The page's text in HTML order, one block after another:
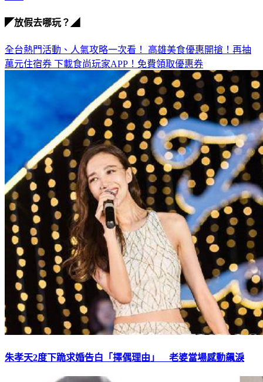
◤放假去哪玩？◢
全台熱門活動、人氣攻略一次看！ 高雄美食優惠開搶！再抽
萬元住宿券 下載食尚玩家APP！免費領取優惠券
朱孝天2度下跪求婚告白「擇偶理由」 老婆當場感動飆淚